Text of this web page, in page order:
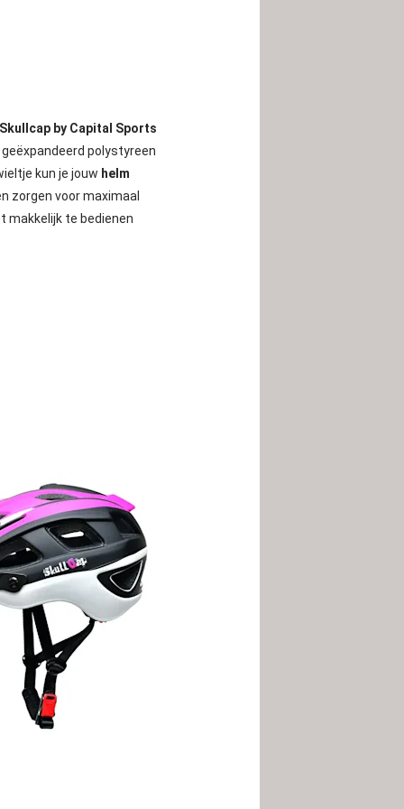
Skullcap by Capital Sports
polystyreen
kun je jouw helm
zorgen voor maximaal
makkelijk te bedienen